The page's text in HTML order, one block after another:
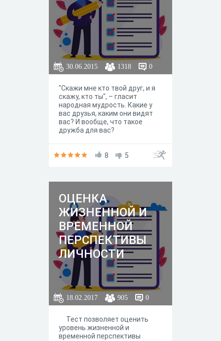
30.06.2015 1318 0
"Скажи мне кто твой друг, и я
скажу, кто ты", – гласит
народная мудрость. Какие у
вас друзья, каким они видят
вас? И вообще, что такое
дружба для вас?
многие другие вопросы.
8 5
ОЦЕНКА
ЖИЗНЕННОЙ И
ВРЕМЕННОЙ
ПЕРСПЕКТИВЫ
ЛИЧНОСТИ
18.02.2017 905 0
Тест позволяет оценить
уровень жизненной и
временной перспективы